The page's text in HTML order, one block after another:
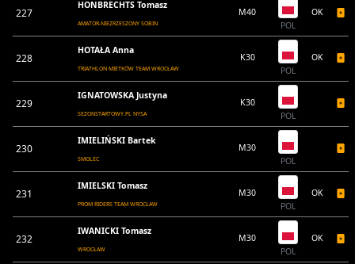
227
HONBRECHTS Tomasz
AMATOR-NIEZRZESZONY SOBIN
M40
POL
OK
228
HOTAŁA Anna
TRIATHLON MIETKÓW TEAM WROCŁAW
K30
POL
OK
229
IGNATOWSKA Justyna
SEZONSTARTOWY.PL NYSA
K30
POL
230
IMIELIŃSKI Bartek
SMOLEC
M30
POL
231
IMIELSKI Tomasz
PROM RIDERS TEAM WROCŁAW
M30
POL
OK
232
IWANICKI Tomasz
WROCŁAW
M30
POL
OK